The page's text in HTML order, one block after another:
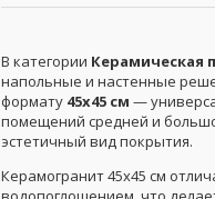
В категории Керамическая
напольные и настенные
формату 45x45 см —
помещений средней и
эстетичный вид покрытия.
Керамогранит 45x45 см